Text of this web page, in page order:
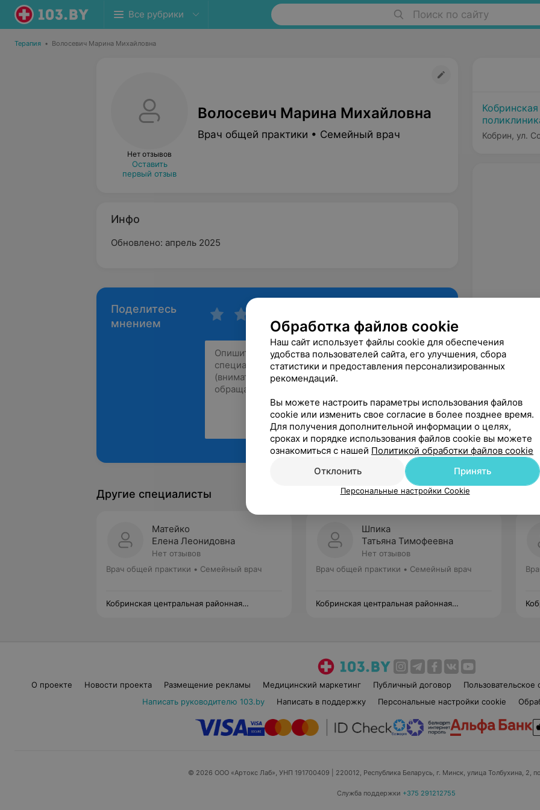
Все рубрики Поиск по сайту
Терапия • Волосевич Марина Михайловна
Нет отзывов
Оставить
первый отзыв
Волосевич Марина Михайловна
Врач общей практики • Семейный врач
Инфо
Обновлено: апрель 2025
Поделитесь
мнением
Рекомендую
Кобрин, ул.
Другие специалисты
Матейко
Елена Леонидовна
Нет отзывов
Врач общей практики • Семейный врач
Кобринская центральная районная
Шпика
Татьяна Тимофеевна
Нет отзывов
Врач общей практики • Семейный врач
Кобринская центральная районная
О проекте Новости проекта Размещение рекламы Медицинский маркетинг Публичный договор Пользовательское
Написать руководителю 103.by
Написать в поддержку Персональные настройки cookie
© 2026 ООО «Артокс Лаб», УНП 191700409 | 220012, Республика Беларусь, г. Минск, улица Толбухина, 2,
Служба поддержки +375 291212755
Обработка файлов cookie
Наш сайт использует файлы cookie для обеспечения
удобства пользователей сайта, его улучшения, сбора
статистики и предоставления персонализированных
рекомендаций.
Вы можете настроить параметры использования файлов
cookie или изменить свое согласие в более позднее время.
Для получения дополнительной информации о целях,
сроках и порядке использования файлов cookie вы можете
ознакомиться с нашей Политикой обработки файлов cookie
Отклонить
Принять
Персональные настройки Cookie